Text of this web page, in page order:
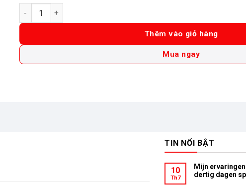
Máy khoan bàn Eco 1.2m Hồng Ký KBE120C ( 3-16/25mm 3buly
Thêm vào giỏ hàng
Mua ngay
TIN NỔI BẬT
10
Th7
Mijn
dertig dagen